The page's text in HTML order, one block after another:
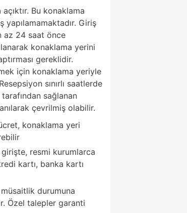
Bu konaklama
yapılamamaktadır. Giriş
az 24 saat önce
konaklama yerini
gereklidir.
için konaklama yeriyle
sınırlı saatlerde
sağlanan
çevrilmiş olabilir.
konaklama yeri
resmi kurumlarca
kartı, banka kartı
durumuna
Özel talepler garanti